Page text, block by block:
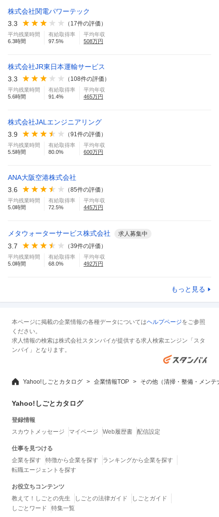
株式会社関電パワーテック
3.3
（ 17件の評価）
平均残業時間
6.3時間
有給取得率
97.5%
平均年収
508万円
株式会社JR東日本運輸サービス
3.3
（ 108件の評価）
平均残業時間
5.6時間
有給取得率
91.4%
平均年収
465万円
株式会社JALエンジニアリング
3.9
（91件の評価）
平均残業時間
5.5時間
有給取得率
80.0%
平均年収
600万円
ANA大阪空港株式会社
3.6
（85件の評価）
平均残業時間
5.0時間
有給取得率
72.5%
平均年収
445万円
メタウォーターサービス株式会社 求人募集中
3.7 （39件の評価）
平均残業時間
5.0時間
有給取得率
68.0%
平均年収
492万円
もっと見る
本ページに掲載の企業情報の各種データについてはヘルプページをご参照
ください。
求人情報の検索は株式会社スタンバイが提供する求人検索エンジン「スタ
ンバイ」となります。
Yahoo!しごとカタログ 企業情報TOP その他（清掃・整備・メンテ
Yahoo!しごとカタログ
登録情報
スカウトメッセージ
マイページ Web履歴書 配信設定
仕事を見つける
企業を探す
特徴から企業を探す
ランキングから企業を探す
転職エージェントを探す
お役立ちコンテンツ
教えて！しごとの先生
しごとの法律ガイド
しごとガイド
しごとワード
特集一覧